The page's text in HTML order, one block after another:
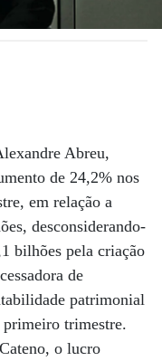
Abreu,
de 24,2% nos
em relação a
desconsiderando-
bilhões pela criação
de
patrimonial
trimestre.
o lucro